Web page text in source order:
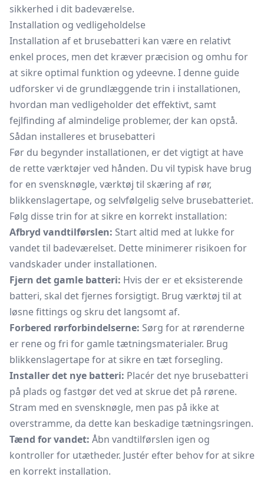
sikkerhed i dit badeværelse.
Installation og vedligeholdelse
Installation af et brusebatteri kan være en relativt
enkel proces, men det kræver præcision og omhu for
at sikre optimal funktion og ydeevne. I denne guide
udforsker vi de grundlæggende trin i installationen,
hvordan man vedligeholder det effektivt, samt
fejlfinding af almindelige problemer, der kan opstå.
Sådan installeres et brusebatteri
Før du begynder installationen, er det vigtigt at have
de rette værktøjer ved hånden. Du vil typisk have brug
for en svensknøgle, værktøj til skæring af rør,
blikkenslagertape, og selvfølgelig selve brusebatteriet.
Følg disse trin for at sikre en korrekt installation:
Afbryd vandtilførslen: Start altid med at lukke for
vandet til badeværelset. Dette minimerer risikoen for
vandskader under installationen.
Fjern det gamle batteri: Hvis der er et eksisterende
batteri, skal det fjernes forsigtigt. Brug værktøj til at
løsne fittings og skru det langsomt af.
Forbered rørforbindelserne: Sørg for at rørenderne
er rene og fri for gamle tætningsmaterialer. Brug
blikkenslagertape for at sikre en tæt forsegling.
Installer det nye batteri: Placér det nye brusebatteri
på plads og fastgør det ved at skrue det på rørene.
Stram med en svensknøgle, men pas på ikke at
overstramme, da dette kan beskadige tætningsringen.
Tænd for vandet: Åbn vandtilførslen igen og
kontroller for utætheder. Justér efter behov for at sikre
en korrekt installation.